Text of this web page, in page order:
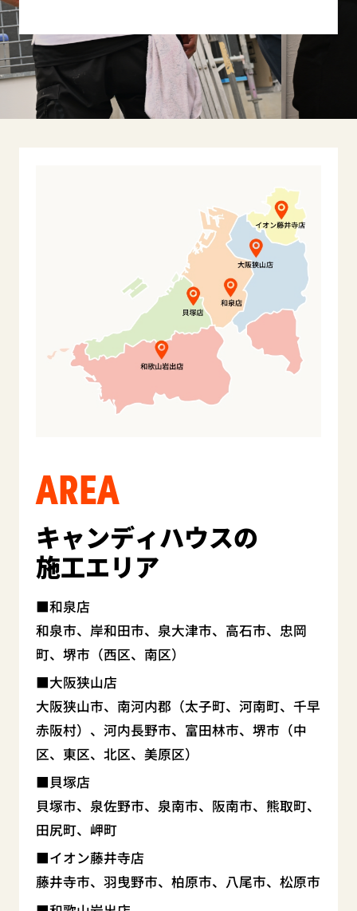
AREA
キャンディハウスの
施工エリア
和泉店
和泉市、岸和田市、泉大津市、高石市、忠岡
町、堺市（西区、南区）
大阪狭山店
大阪狭山市、南河内郡（太子町、河南町、千早
赤阪村）、河内長野市、富田林市、堺市（中
区、東区、北区、美原区）
貝塚店
貝塚市、泉佐野市、泉南市、阪南市、熊取町、
田尻町、岬町
イオン藤井寺店
藤井寺市、羽曳野市、柏原市、八尾市、松原市